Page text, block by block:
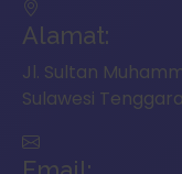
Alamat:
Jl. Sultan
Sulawesi